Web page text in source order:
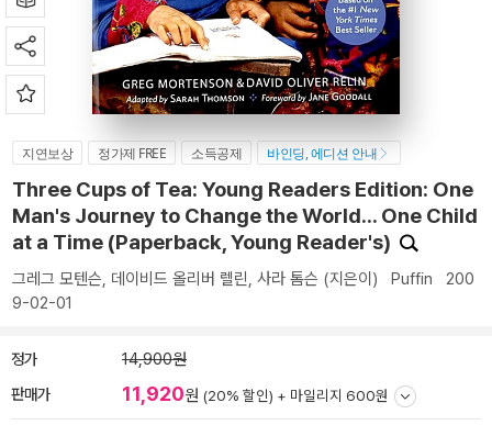
지연보상 정가제 FREE 소득공제 바인딩, 에디션 안내
Three Cups of Tea: Young Readers Edition: One
Man's Journey to Change the World... One Child
at a Time (Paperback, Young Reader's)
그레그 모텐슨, 데이비드 올리버 렐린, 사라 톰슨 (지은이) Puffin 200
9-02-01
정가 14,900원
판매가 11,920원 (20% 할인) + 마일리지 600원